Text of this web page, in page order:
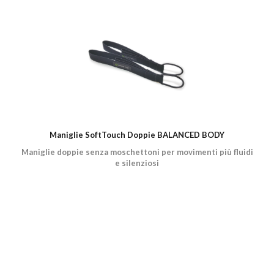
Maniglie SoftTouch Doppie BALANCED BODY
Maniglie doppie senza moschettoni per movimenti più fluidi
e silenziosi